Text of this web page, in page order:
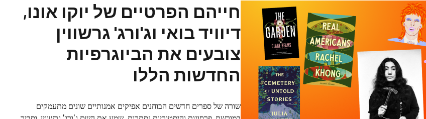
חייהם הפרטיים של יוקו אונו,
דיוויד בואי וג'ורג' גרשווין
צובעים את הביוגרפיות
החדשות הללו
שורה של ספרים חדשים הבוחנים אפיקים אמנותיים שונים מתעמקים